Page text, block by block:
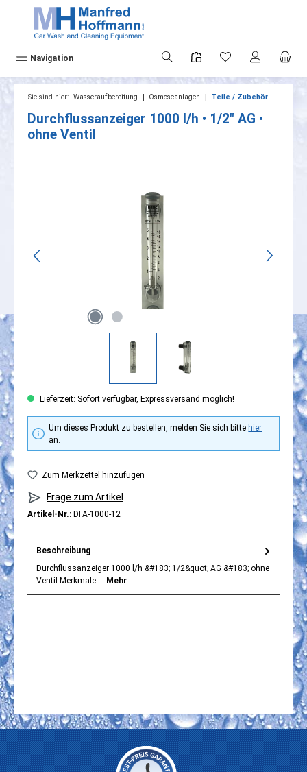
springen
Navigation
Sie sind hier: Wasseraufbereitung | Osmoseanlagen | Teile / Zubehör
Durchflussanzeiger 1000 l/h • 1/2" AG •
ohne Ventil
Lieferzeit: Sofort verfügbar, Expressversand möglich!
Um dieses Produkt zu bestellen, melden Sie sich bitte hier
an.
Zum Merkzettel hinzufügen
Frage zum Artikel
Artikel-Nr.: DFA-1000-12
Beschreibung
Durchflussanzeiger 1000 l/h &#183; 1/2&quot; AG &#183; ohne
Ventil Merkmale:… Mehr